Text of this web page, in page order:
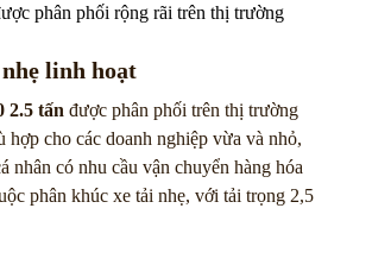
phân phối rộng rãi trên thị trường
linh hoạt
2.5 tấn được phân phối trên thị trường
hợp cho các doanh nghiệp vừa và nhỏ,
nhân có nhu cầu vận chuyển hàng hóa
phân khúc xe tải nhẹ, với tải trọng 2,5